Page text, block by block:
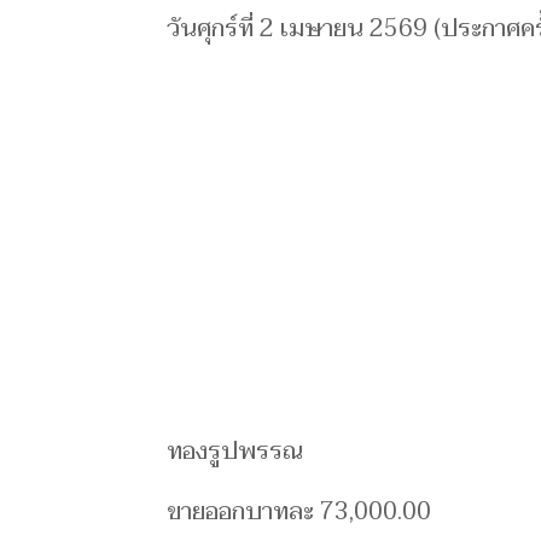
วันศุกร์ที่ 2 เมษายน 2569 (ประกาศ
ทองรูปพรรณ
ขายออกบาทละ 73,000.00